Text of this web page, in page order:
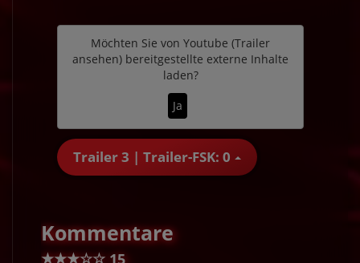
Möchten Sie von Youtube (Trailer
ansehen) bereitgestellte externe Inhalte
laden?
Ja
Trailer 3 | Trailer-FSK: 0
Kommentare
★★★☆☆ 15